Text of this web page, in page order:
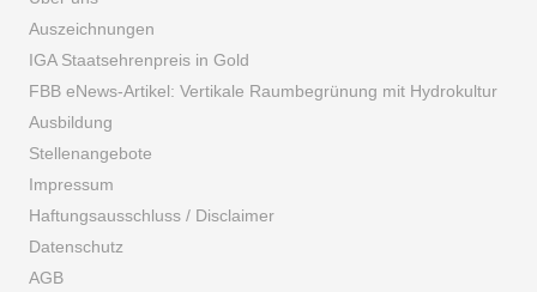
Auszeichnungen
IGA Staatsehrenpreis in Gold
FBB eNews-Artikel: Vertikale Raumbegrünung mit Hydrokultur
Ausbildung
Stellenangebote
Impressum
Haftungsausschluss / Disclaimer
Datenschutz
AGB